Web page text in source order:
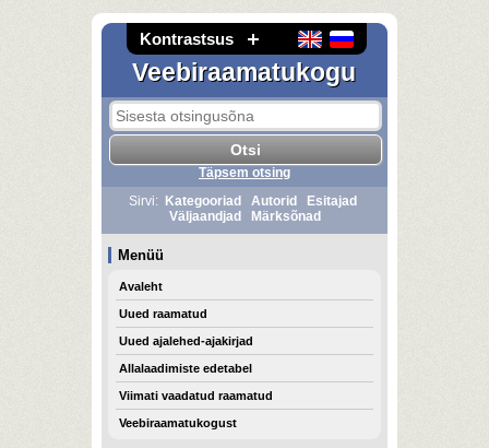
Kontrastsus
Veebiraamatukogu
Täpsem otsing
Sirvi:
Kategooriad Autorid
Esitajad
Väljaandjad
Märksõnad
Menüü
Avaleht
Uued raamatud
Uued ajalehed-ajakirjad
Allalaadimiste edetabel
Viimati vaadatud raamatud
Veebiraamatukogust